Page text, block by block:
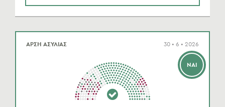
ΝΑΙ
ΑΡΣΗ ΑΣΥΛΙΑΣ 30 • 6 • 2026